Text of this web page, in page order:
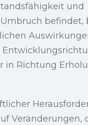
und
befindet,
in Richtung
Veränderungen,